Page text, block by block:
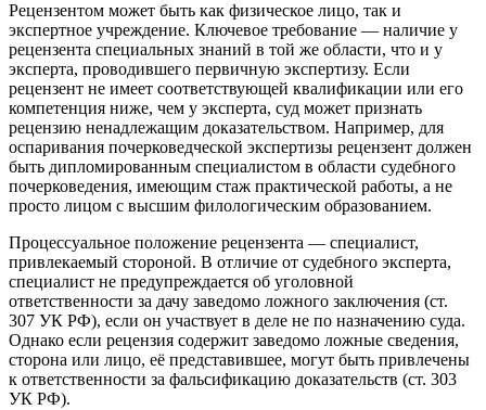
Рецензентом может быть как физическое лицо, так и
экспертное учреждение. Ключевое требование — наличие у
рецензента специальных знаний в той же области, что и у
эксперта, проводившего первичную экспертизу. Если
рецензент не имеет соответствующей квалификации или его
компетенция ниже, чем у эксперта, суд может признать
рецензию ненадлежащим доказательством. Например, для
оспаривания почерковедческой экспертизы рецензент должен
быть дипломированным специалистом в области судебного
почерковедения, имеющим стаж практической работы, а не
просто лицом с высшим филологическим образованием.
Процессуальное положение рецензента — специалист,
привлекаемый стороной. В отличие от судебного эксперта,
специалист не предупреждается об уголовной
ответственности за дачу заведомо ложного заключения (ст.
307 УК РФ), если он участвует в деле не по назначению суда.
Однако если рецензия содержит заведомо ложные сведения,
сторона или лицо, её представившее, могут быть привлечены
к ответственности за фальсификацию доказательств (ст. 303
УК РФ).